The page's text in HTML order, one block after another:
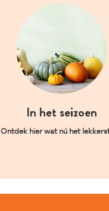
In het seizoen
Ontdek hier wat nú het